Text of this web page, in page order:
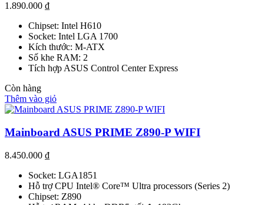
1.890.000 ₫
Chipset: Intel H610
Socket: Intel LGA 1700
Kích thước: M-ATX
Số khe RAM: 2
Tích hợp ASUS Control Center Express
Còn hàng
Thêm vào giỏ
Mainboard ASUS PRIME Z890-P WIFI
8.450.000 ₫
Socket: LGA1851
Hỗ trợ CPU Intel® Core™ Ultra processors (Series 2)
Chipset: Z890